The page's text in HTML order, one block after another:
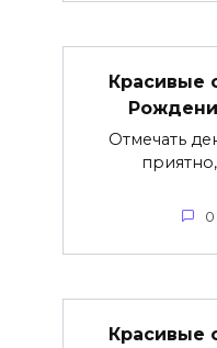
Красивые
Отмечать
0
Красивые